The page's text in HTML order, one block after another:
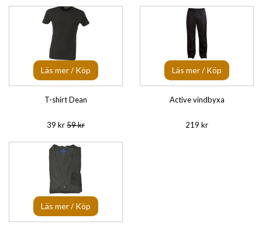
Läs mer / Köp
T-shirt Dean
39 kr59 kr
Läs mer / Köp
Active vindbyxa
219 kr
Läs mer / Köp